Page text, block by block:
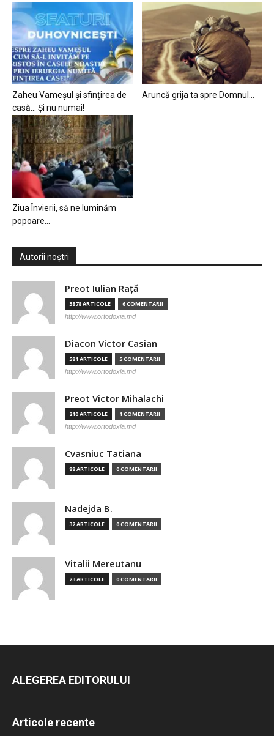
Zaheu Vameșul și sfințirea de
casă… Și nu numai!
Aruncă grija ta spre Domnul…
Ziua Învierii, să ne luminăm
popoare…
Autorii noștri
Preot Iulian Raţă
3878 ARTICOLE 6 COMENTARII
http://www.ortodoxia.md
Diacon Victor Casian
581 ARTICOLE 5 COMENTARII
http://www.ortodoxia.md
Preot Victor Mihalachi
210 ARTICOLE 1 COMENTARII
http://www.ortodoxia.md
Cvasniuc Tatiana
88 ARTICOLE 0 COMENTARII
Nadejda B.
32 ARTICOLE 0 COMENTARII
Vitalii Mereutanu
23 ARTICOLE 0 COMENTARII
ALEGEREA EDITORULUI
Articole recente